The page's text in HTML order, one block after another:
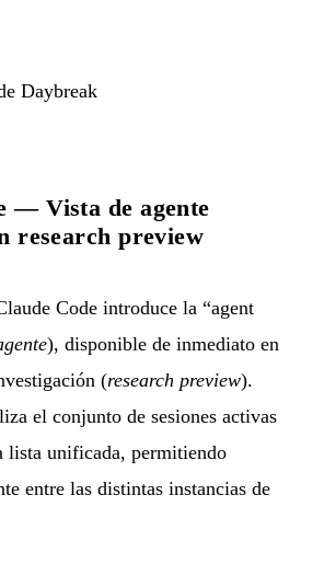
Daybreak
— Vista de agente
research preview
Code introduce la “agent
), disponible de inmediato en
(research preview).
el conjunto de sesiones activas
lista unificada, permitiendo
entre las distintas instancias de